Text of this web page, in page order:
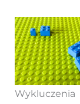
Wykluczenia